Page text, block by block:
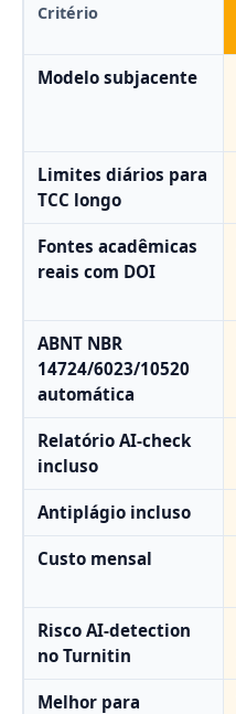
Critério
Modelo subjacente
Limites diários para
TCC longo
Fontes acadêmicas
reais com DOI
ABNT NBR
14724/6023/10520
automática
Relatório AI-check
incluso
Antiplágio incluso
Custo mensal
Risco AI-detection
no Turnitin
Melhor para